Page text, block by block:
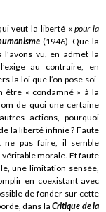
veut la liberté «pour la
(1946). Que la
vu, en admet la
au contraire, en
la loi que l’on pose soi-
être « condamné » à la
de quoi une certaine
actions, pourquoi
la liberté infinie ? Faute
ne pas faire, il semble
morale. Et faute
une limitation sensée,
en coexistant avec
de fonder sur cette
dans la Critique de la